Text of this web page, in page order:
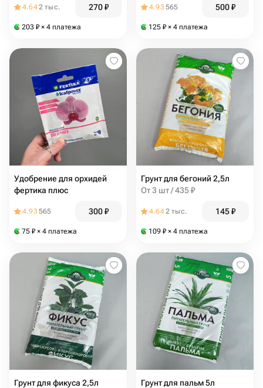
4.642 тыс. 270₽
203 ₽ × 4 платежа
4.93565 500₽
125 ₽ × 4 платежа
Удобрение для орхидей
фертика плюс
4.93565 300₽
75 ₽ × 4 платежа
Грунт для бегоний 2,5л
От 3 шт / 435 ₽
4.642 тыс. 145₽
109 ₽ × 4 платежа
Грунт для фикуса 2,5л
Грунт для пальм 5л